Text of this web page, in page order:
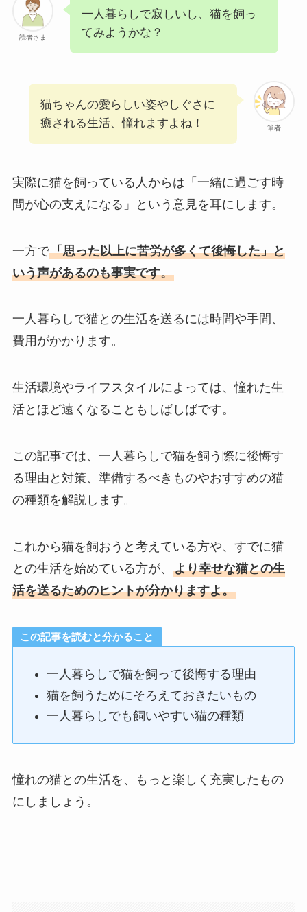
読者さま
一人暮らしで寂しいし、猫を飼っ
てみようかな？
筆者
猫ちゃんの愛らしい姿やしぐさに
癒される生活、憧れますよね！
実際に猫を飼っている人からは「一緒に過ごす時
間が心の支えになる」という意見を耳にします。
一方で「思った以上に苦労が多くて後悔した」と
いう声があるのも事実です。
一人暮らしで猫との生活を送るには時間や手間、
費用がかかります。
生活環境やライフスタイルによっては、憧れた生
活とほど遠くなることもしばしばです。
この記事では、一人暮らしで猫を飼う際に後悔す
る理由と対策、準備するべきものやおすすめの猫
の種類を解説します。
これから猫を飼おうと考えている方や、すでに猫
との生活を始めている方が、 より幸せな猫との生
活を送るためのヒントが分かりますよ。
この記事を読むと分かること
一人暮らしで猫を飼って後悔する理由
猫を飼うためにそろえておきたいもの
一人暮らしでも飼いやすい猫の種類
憧れの猫との生活を、もっと楽しく充実したもの
にしましょう。